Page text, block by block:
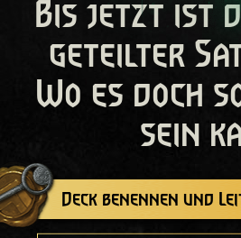
Bis jetzt ist
geteilter
Wo es doch
sein
Deck benennen und